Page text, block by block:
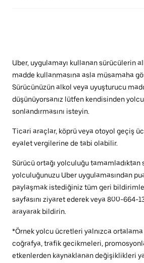
Uber, uygulamayı kullanan sürücülerin
madde kullanmasına asla müsamaha
Sürücünüzün alkol veya uyuşturucu
düşünüyorsanız lütfen kendisinden
sonlandırmasını isteyin.
Ticari araçlar, köprü veya otoyol geçiş
eyalet vergilerine de tabi olabilir.
Sürücü ortağı yolculuğu tamamladıktan
yolculuğunuzu Uber uygulamasından
paylaşmak istediğiniz tüm geri
sayfasını ziyaret ederek veya 800-664-
arayarak bildirin.
*Örnek yolcu ücretleri yalnızca
coğrafya, trafik gecikmeleri,
etkenlerden kaynaklanan değişiklikleri